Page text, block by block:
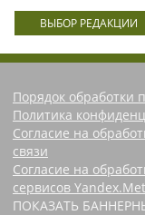
ВЫБОР РЕДАКЦИИ
Порядок обработки
Политика
Согласие на
связи
Согласие на
сервисов
ПОКАЗАТЬ